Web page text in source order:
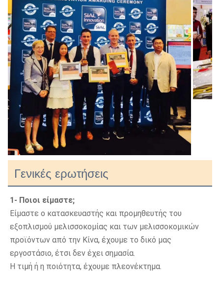
Γενικές ερωτήσεις
1- Ποιοι είμαστε;
Είμαστε ο κατασκευαστής και προμηθευτής του
εξοπλισμού μελισσοκομίας και των μελισσοκομικών
προϊόντων από την Κίνα, έχουμε το δικό μας
εργοστάσιο, έτσι δεν έχει σημασία.
Η τιμή ή η ποιότητα, έχουμε πλεονέκτημα.